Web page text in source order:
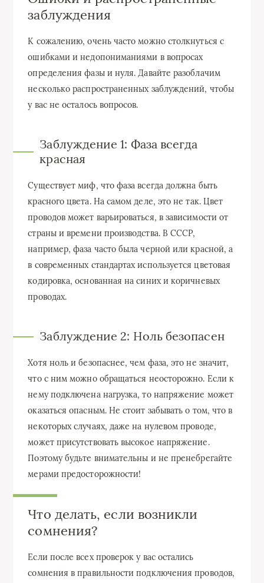
заблуждения
К сожалению, очень часто можно столкнуться с
ошибками и недопониманиями в вопросах
определения фазы и нуля. Давайте разоблачим
несколько распространенных заблуждений, чтобы
у вас не осталось вопросов.
Заблуждение 1: Фаза всегда
красная
Существует миф, что фаза всегда должна быть
красного цвета. На самом деле, это не так. Цвет
проводов может варьироваться, в зависимости от
страны и времени производства. В СССР,
например, фаза часто была черной или красной, а
в современных стандартах используется цветовая
кодировка, основанная на синих и коричневых
проводах.
Заблуждение 2: Ноль безопасен
Хотя ноль и безопаснее, чем фаза, это не значит,
что с ним можно обращаться неосторожно. Если к
нему подключена нагрузка, то напряжение может
оказаться опасным. Не стоит забывать о том, что в
некоторых случаях, даже на нулевом проводе,
может присутствовать высокое напряжение.
Поэтому будьте внимательны и не пренебрегайте
мерами предосторожности!
Что делать, если возникли
сомнения?
Если после всех проверок у вас остались
сомнения в правильности подключения проводов,